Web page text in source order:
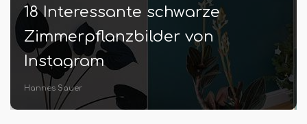
18 Interessante schwarze
Zimmerpflanzbilder von
Instagram
Hannes Sauer